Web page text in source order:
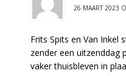
26 MAART 2023
Frits Spits en Van Inkel
zender een uitzenddag
vaker thuisbleven in